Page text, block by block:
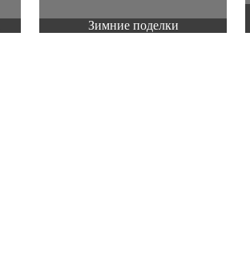
Зимние поделки